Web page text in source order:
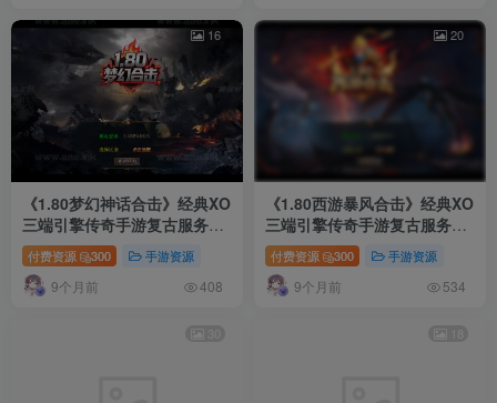
16
《1.80梦幻神话合击》经典XO
三端引擎传奇手游复古服务端
+梦幻皇城+逍遥宫+梦幻桃园
+详细搭建教程
付费资源 300 手游资源
9个月前 408
20
《1.80西游暴风合击》经典XO
三端引擎传奇手游复古服务端
+散人基地+骷髅山白骨洞+花
果山水帘洞+详细搭建教程
付费资源 300 手游资源
9个月前 534